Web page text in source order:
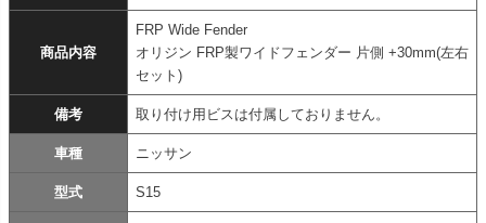
商品内容
FRP Wide Fender
オリジン FRP製ワイドフェンダー 片側 +30mm(左右
セット)
備考 取り付け用ビスは付属しておりません。
車種 ニッサン
型式 S15